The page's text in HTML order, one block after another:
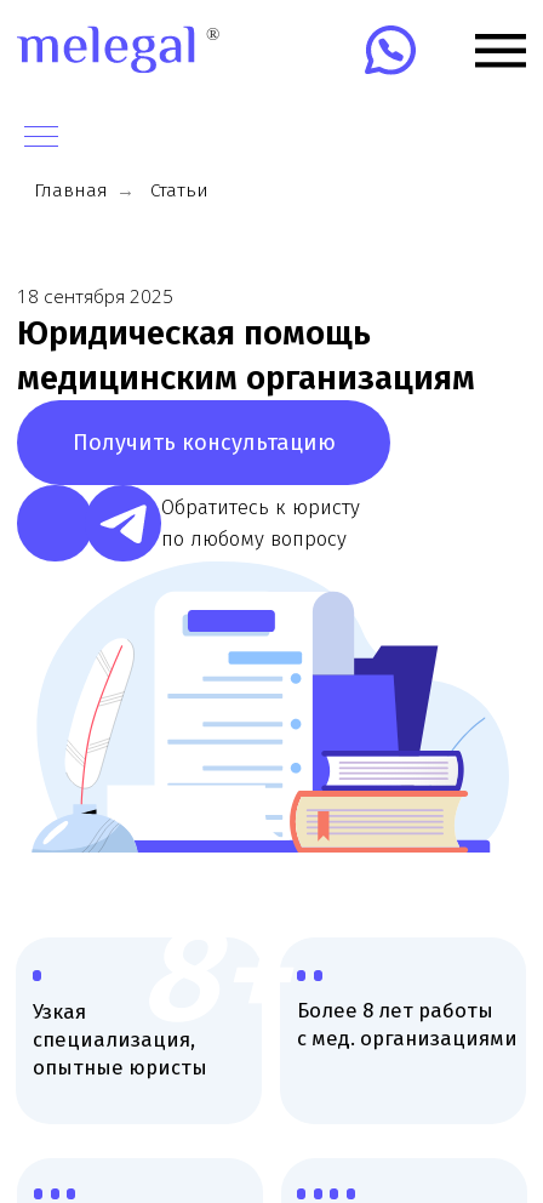
Главная
по любому вопросу
Более 8 лет работы
с мед. организациями
Высокая оценка
Яндекс картах
8+
специализация,
опытные юристы